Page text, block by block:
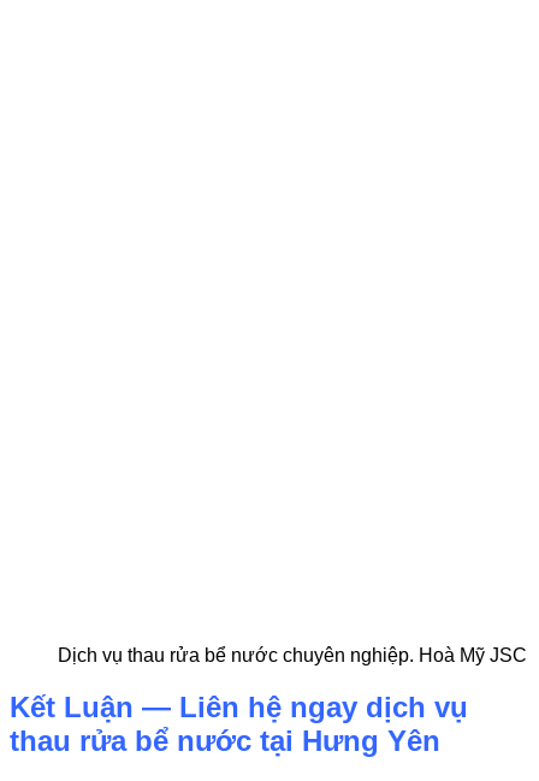
Dịch vụ thau rửa bể nước chuyên nghiệp. Hoà Mỹ JSC
Kết Luận — Liên hệ ngay dịch vụ
thau rửa bể nước tại Hưng Yên